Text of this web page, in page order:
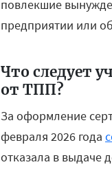
повлекшие
предприятии или
Что следует
от ТПП?
За оформление
февраля 2026 года
отказала в выдаче